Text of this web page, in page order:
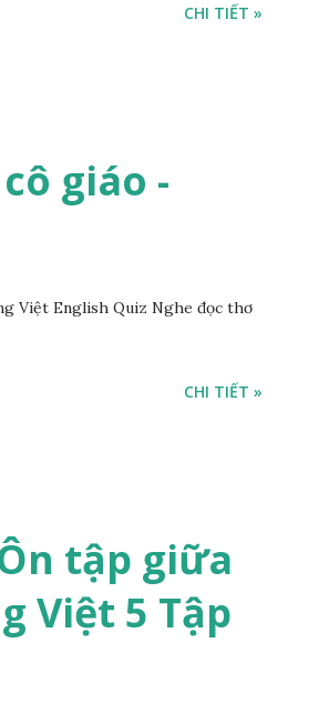
CHI TIẾT »
giáo -
Việt English Quiz Nghe đọc thơ
CHI TIẾT »
tập giữa
Việt 5 Tập